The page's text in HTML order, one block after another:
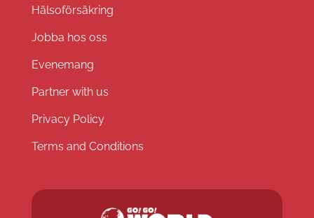
Hälsoförsäkring
Jobba hos oss
Evenemang
Partner with us
Privacy Policy
Terms and Conditions